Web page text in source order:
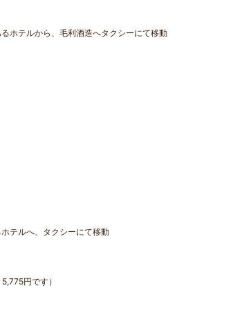
ホテルから、毛利酒造へタクシーにて移動
テルへ、タクシーにて移動
円です）